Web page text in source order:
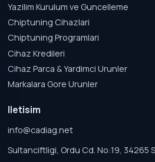
Yazilim Kurulum ve Guncelleme
Chiptuning Cihazlari
Chiptuning Programlari
Cihaz Kredileri
Cihaz Parca & Yardimci Urunler
Markalara Gore Urunler
Iletisim
info@cadiag.net
Sultanciftligi, Ordu Cd. No:19,